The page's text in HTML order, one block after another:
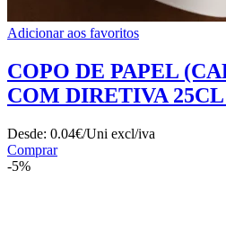
Adicionar aos favoritos
COPO DE PAPEL
COM DIRETIVA
Desde: 0.04€/Uni excl/iva
Comprar
-5%